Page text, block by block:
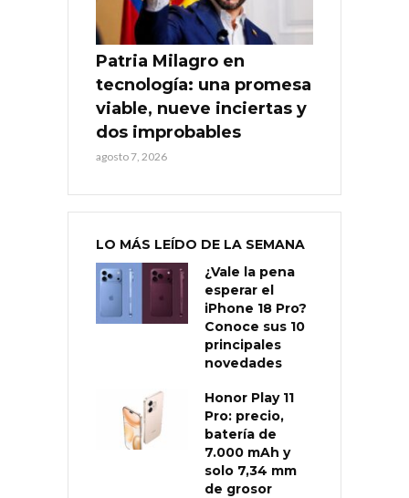
Patria Milagro en
tecnología: una promesa
viable, nueve inciertas y
dos improbables
agosto 7, 2026
LO MÁS LEÍDO DE LA SEMANA
¿Vale la pena
esperar el
iPhone 18 Pro?
Conoce sus 10
principales
novedades
Honor Play 11
Pro: precio,
batería de
7.000 mAh y
solo 7,34 mm
de grosor